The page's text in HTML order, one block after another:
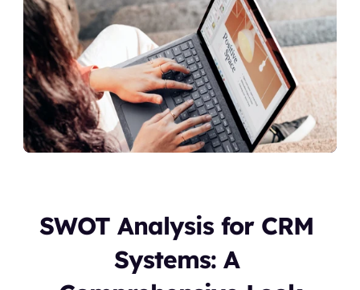
SWOT Analysis for CRM
Systems: A